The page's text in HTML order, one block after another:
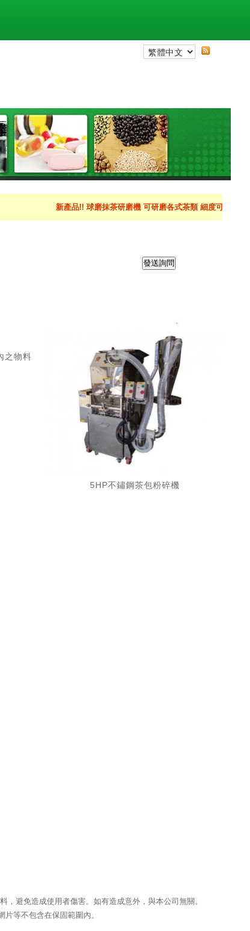
新產品!! 球磨抹茶研磨機 可研磨各式茶類 細度可達到400目
5HP不鏽鋼茶包粉碎機
之物料
，避免造成使用者傷害。如有造成意外，與本公司無關。
等不包含在保固範圍內。